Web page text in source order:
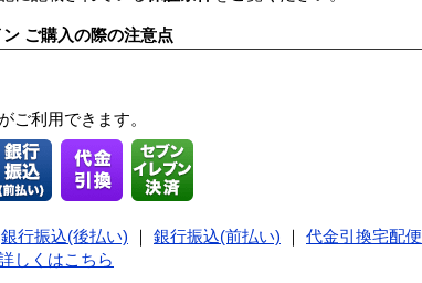
ご購入の際の注意点
ご利用できます。
銀行振込(後払い) 銀行振込(前払い) 代金引換宅配便
しくはこちら